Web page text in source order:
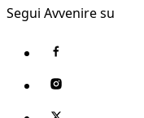
Segui Avvenire su